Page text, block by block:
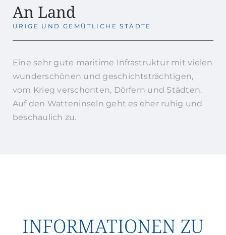
An Land
URIGE UND GEMÜTLICHE STÄDTE
Eine sehr gute maritime Infrastruktur mit vielen
wunderschönen und geschichtsträchtigen,
vom Krieg verschonten, Dörfern und Städten.
Auf den Watteninseln geht es eher ruhig und
beschaulich zu.
INFORMATIONEN ZU